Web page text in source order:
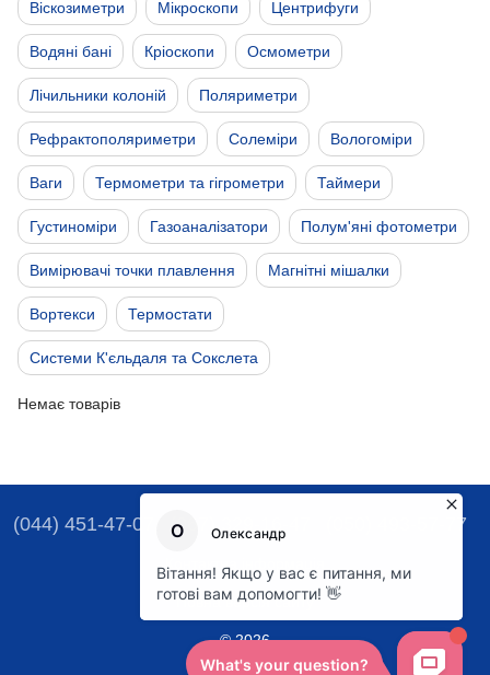
Віскозиметри Мікроскопи Центрифуги
Водяні бані Кріоскопи Осмометри
Лічильники колоній Поляриметри
Рефрактополяриметри Солеміри Вологоміри
Ваги Термометри та гігрометри Таймери
Густиноміри Газоаналізатори Полум'яні фотометри
Вимірювачі точки плавлення Магнітні мішалки
Вортекси Термостати
Системи К'єльдаля та Сокслета
Немає товарів
(044) 451-47-07 (067) 329-16-47 (050) 493-57-77
Контактна інформація
Повна версія сайту
© 2026